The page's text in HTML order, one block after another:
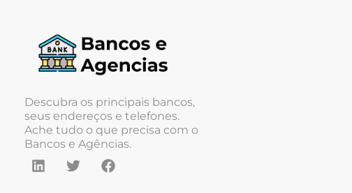
Descubra os principais bancos,
seus endereços e telefones.
Ache tudo o que precisa com o
Bancos e Agências.